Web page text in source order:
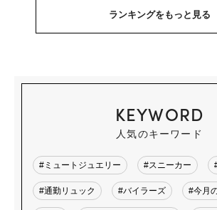
ランキングをもっと見る
KEYWORD
人気のキーワード
#ミュートジュエリー #スニーカー
#通勤リュック #バイラーズ #今月